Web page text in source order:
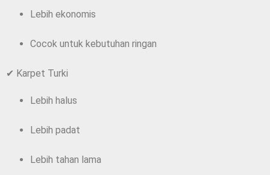
Lebih ekonomis
Cocok untuk kebutuhan ringan
✔ Karpet Turki
Lebih halus
Lebih padat
Lebih tahan lama